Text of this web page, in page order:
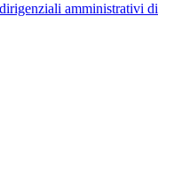
amministrativi di